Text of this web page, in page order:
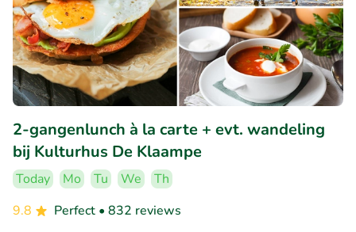
2-gangenlunch à la carte + evt. wandeling
bij Kulturhus De Klaampe
Today Mo Tu We
Th
9.8
Perfect • 832 reviews